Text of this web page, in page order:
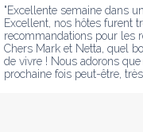
"Excellente semaine dans
Excellent, nos hôtes furent
recommandations pour les
Chers Mark et Netta, quel
de vivre ! Nous adorons
prochaine fois peut-être,